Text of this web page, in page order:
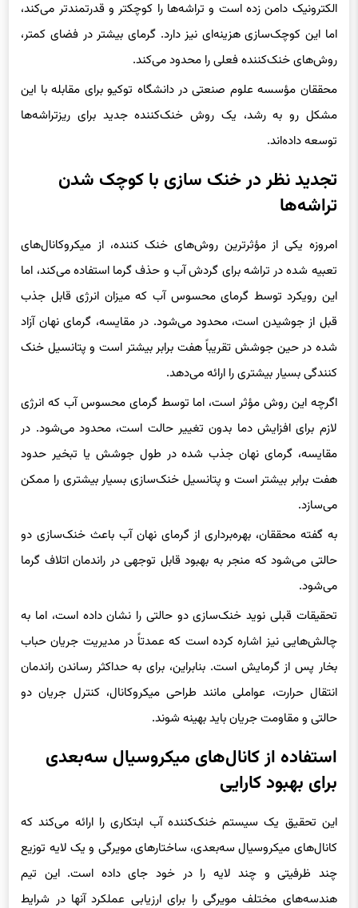
اما این کوچک‌سازی هزینه‌ای نیز دارد. گرمای بیشتر در فضای کمتر،
روش‌های خنک‌کننده فعلی را محدود می‌کند.
محققان مؤسسه علوم صنعتی در دانشگاه توکیو برای مقابله با این
مشکل رو به رشد، یک روش خنک‌کننده جدید برای ریزتراشه‌ها
توسعه داده‌اند.
تجدید نظر در خنک سازی با کوچک شدن
تراشه‌ها
امروزه یکی از مؤثرترین روش‌های خنک کننده، از میکروکانال‌های
تعبیه شده در تراشه برای گردش آب و حذف گرما استفاده می‌کند، اما
این رویکرد توسط گرمای محسوس آب که میزان انرژی قابل جذب
قبل از جوشیدن است، محدود می‌شود. در مقایسه، گرمای نهان آزاد
شده در حین جوشش تقریباً هفت برابر بیشتر است و پتانسیل خنک
کنندگی بسیار بیشتری را ارائه می‌دهد.
اگرچه این روش مؤثر است، اما توسط گرمای محسوس آب که انرژی
لازم برای افزایش دما بدون تغییر حالت است، محدود می‌شود. در
مقایسه، گرمای نهان جذب شده در طول جوشش یا تبخیر حدود
هفت برابر بیشتر است و پتانسیل خنک‌سازی بسیار بیشتری را ممکن
می‌سازد.
به گفته محققان، بهره‌برداری از گرمای نهان آب باعث خنک‌سازی دو
حالتی می‌شود که منجر به بهبود قابل توجهی در راندمان اتلاف گرما
می‌شود.
تحقیقات قبلی نوید خنک‌سازی دو حالتی را نشان داده است، اما به
چالش‌هایی نیز اشاره کرده است که عمدتاً در مدیریت جریان حباب
بخار پس از گرمایش است. بنابراین، برای به حداکثر رساندن راندمان
انتقال حرارت، عواملی مانند طراحی میکروکانال، کنترل جریان دو
حالتی و مقاومت جریان باید بهینه شوند.
استفاده از کانال‌های میکروسیال سه‌بعدی
برای بهبود کارایی
این تحقیق یک سیستم خنک‌کننده آب ابتکاری را ارائه می‌کند که
کانال‌های میکروسیال سه‌بعدی، ساختارهای مویرگی و یک لایه توزیع
چند ظرفیتی و چند لایه را در خود جای داده است. این تیم
هندسه‌های مختلف مویرگی را برای ارزیابی عملکرد آنها در شرایط
مختلف طراحی و آزمایش کردند.